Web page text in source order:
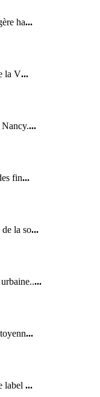
ha...
la V...
...
fin...
la so...
...
...
label ...